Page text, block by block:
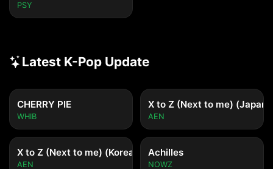
PSY
Latest K-Pop Update
CHERRY PIE
WHIB
X to Z (Next to me)
AEN
X to Z (Next to me) (Korean ver.)
AEN
Achilles
NOWZ